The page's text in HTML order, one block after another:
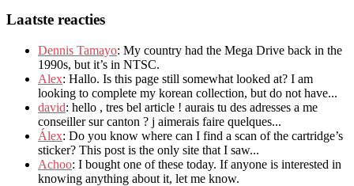
Laatste reacties
Dennis Tamayo: My country had the Mega Drive back in the
1990s, but it’s in NTSC.
Alex: Hallo. Is this page still somewhat looked at? I am
looking to complete my korean collection, but do not have...
david: hello , tres bel article ! aurais tu des adresses a me
conseiller sur canton ? j aimerais faire quelques...
Álex: Do you know where can I find a scan of the cartridge’s
sticker? This post is the only site that I saw...
Achoo: I bought one of these today. If anyone is interested in
knowing anything about it, let me know.